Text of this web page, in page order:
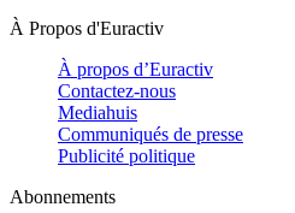
À Propos d'Euractiv
À propos d’Euractiv
Contactez-nous
Mediahuis
Communiqués de presse
Publicité politique
Abonnements